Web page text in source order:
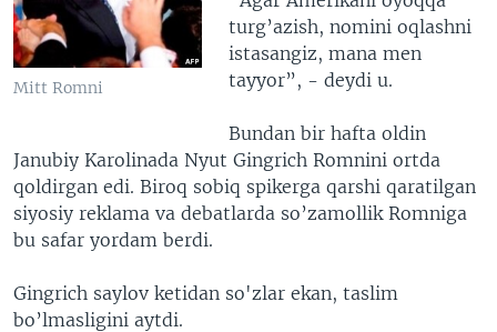
Mitt Romni
turg’azish, nomini oqlashni
istasangiz, mana men
tayyor”, - deydi u.
Bundan bir hafta oldin
Janubiy Karolinada Nyut Gingrich Romnini ortda
qoldirgan edi. Biroq sobiq spikerga qarshi qaratilgan
siyosiy reklama va debatlarda so’zamollik Romniga
bu safar yordam berdi.
Gingrich saylov ketidan so'zlar ekan, taslim
bo’lmasligini aytdi.